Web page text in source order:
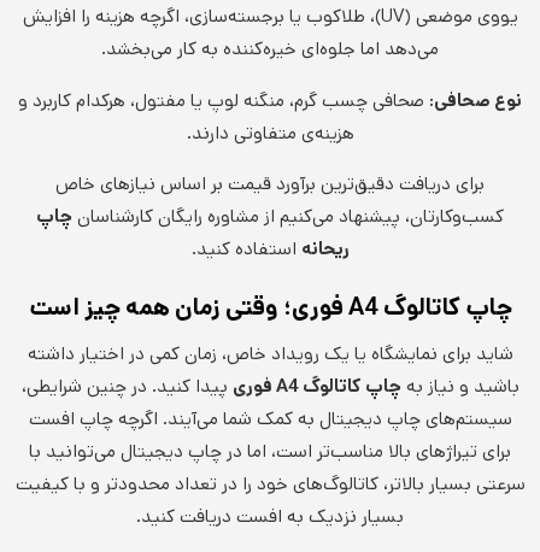
یووی موضعی (UV)، طلاکوب یا برجسته‌سازی، اگرچه هزینه را افزایش
می‌دهد اما جلوه‌ای خیره‌کننده به کار می‌بخشد.
نوع صحافی: صحافی چسب گرم، منگنه لوپ یا مفتول، هرکدام کاربرد و
هزینه‌ی متفاوتی دارند.
برای دریافت دقیق‌ترین برآورد قیمت بر اساس نیازهای خاص
کسب‌وکارتان، پیشنهاد می‌کنیم از مشاوره رایگان کارشناسانچاپ
ریحانه استفاده کنید.
چاپ کاتالوگA4 فوری؛ وقتی زمان همه چیز است
شاید برای نمایشگاه یا یک رویداد خاص، زمان کمی در اختیار داشته
باشید و نیاز بهچاپ کاتالوگA4فوری پیدا کنید. در چنین شرایطی،
سیستم‌های چاپ دیجیتال به کمک شما می‌آیند. اگرچه چاپ افست
برای تیراژهای بالا مناسب‌تر است، اما در چاپ دیجیتال می‌توانید با
سرعتی بسیار بالاتر، کاتالوگ‌های خود را در تعداد محدودتر و با کیفیت
بسیار نزدیک به افست دریافت کنید.